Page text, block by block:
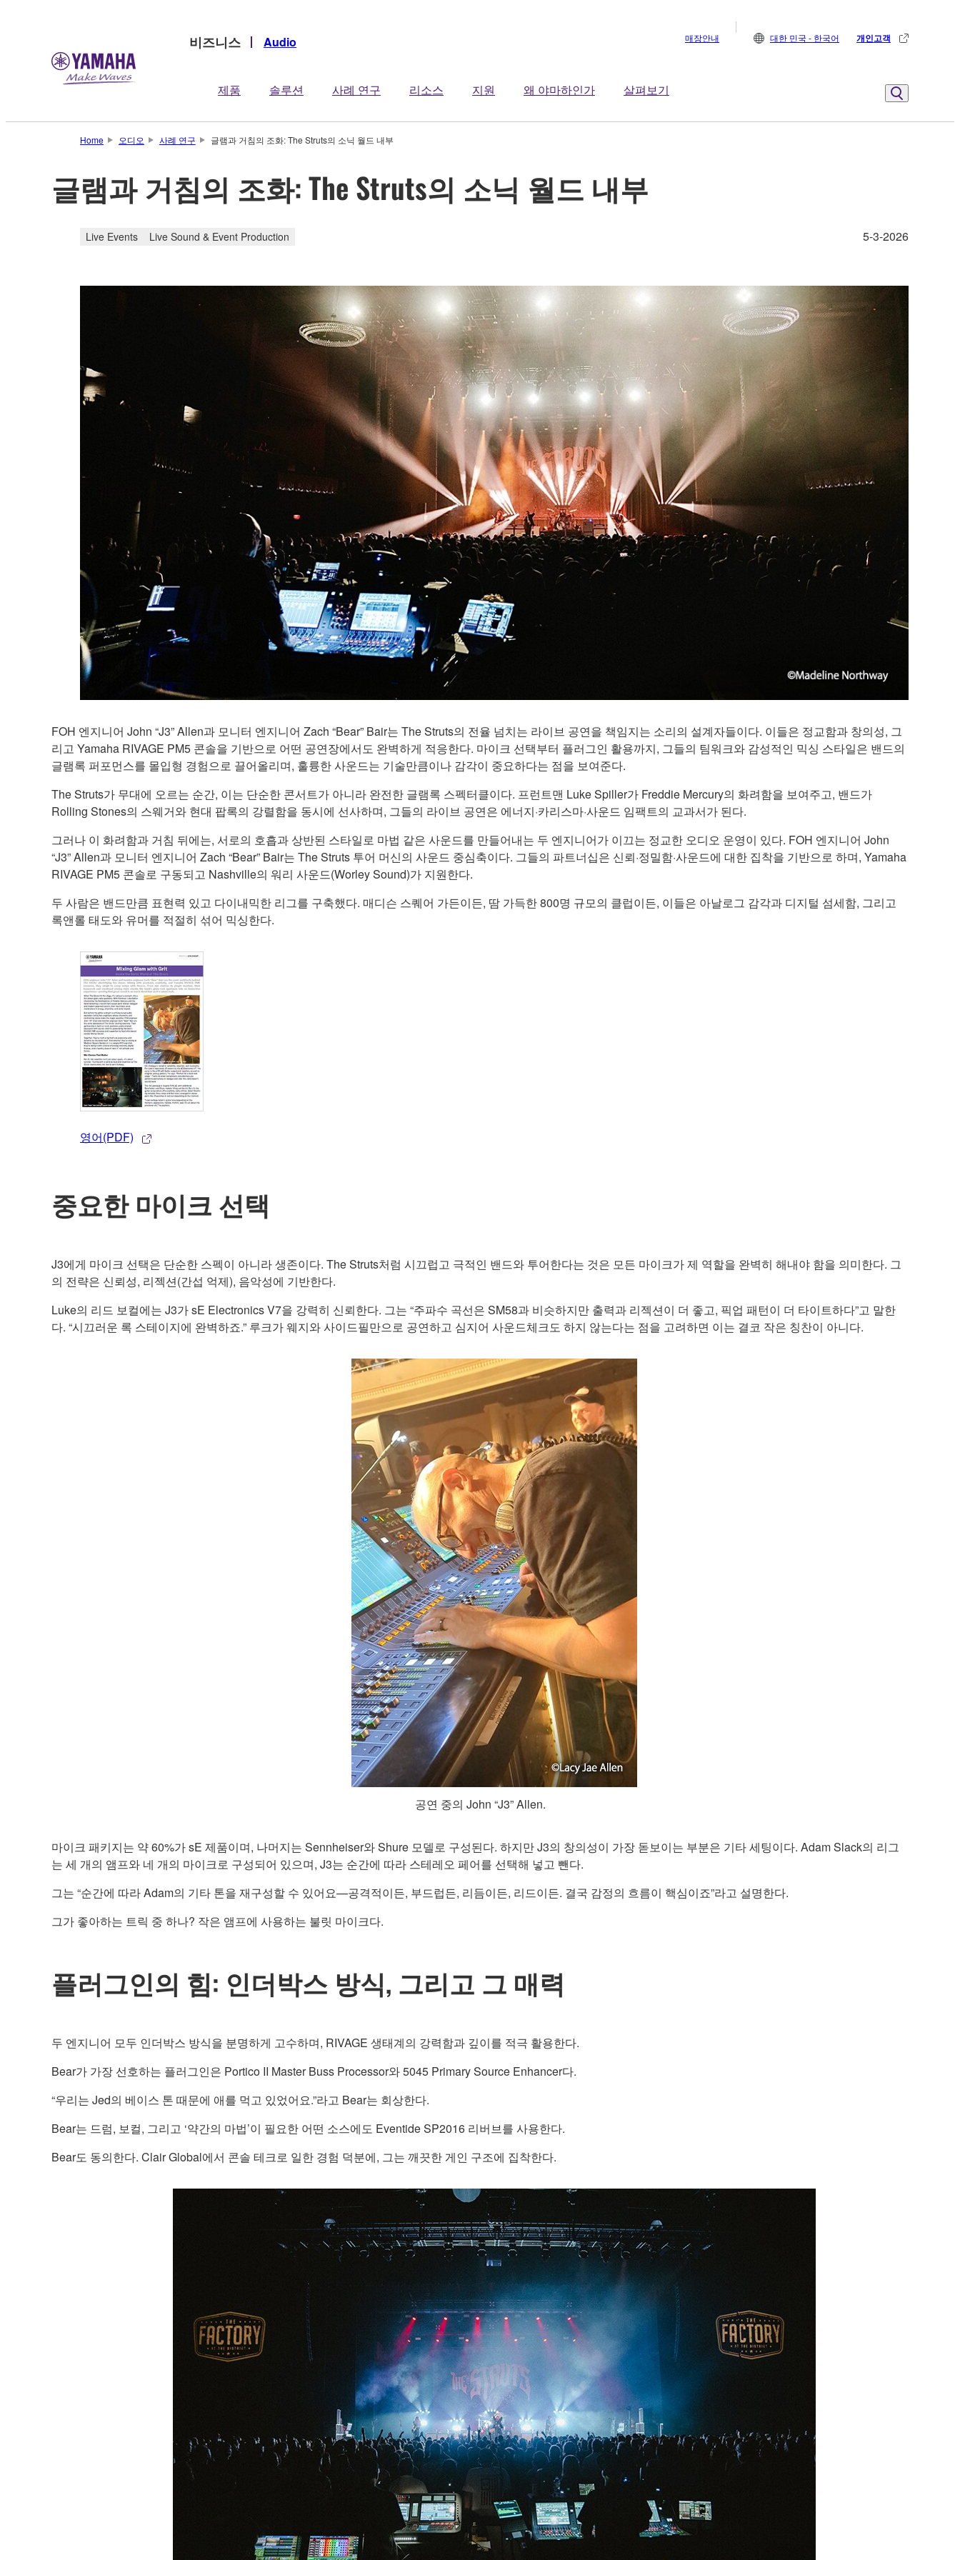
비즈니스 Audio
제품 솔루션 사례 연구 리소스 지원 왜 야마하인가 살펴보기
매장안내 대한 민국 - 한국어 개인고객
Home 오디오 사례 연구 글램과 거침의 조화: The Struts의 소닉 월드 내부
글램과 거침의 조화: The Struts의 소닉 월드 내부
Live Events Live Sound & Event Production 5-3-2026
FOH 엔지니어 John “J3” Allen과 모니터 엔지니어 Zach “Bear” Bair는 The Struts의 전율 넘치는 라이브 공연을 책임지는 소리의 설계자들이다. 이들은 정교함과 창의성, 그
리고 Yamaha RIVAGE PM5 콘솔을 기반으로 어떤 공연장에서도 완벽하게 적응한다. 마이크 선택부터 플러그인 활용까지, 그들의 팀워크와 감성적인 믹싱 스타일은 밴드의
글램록 퍼포먼스를 몰입형 경험으로 끌어올리며, 훌륭한 사운드는 기술만큼이나 감각이 중요하다는 점을 보여준다.
The Struts가 무대에 오르는 순간, 이는 단순한 콘서트가 아니라 완전한 글램록 스펙터클이다. 프런트맨 Luke Spiller가 Freddie Mercury의 화려함을 보여주고, 밴드가
Rolling Stones의 스웨거와 현대 팝록의 강렬함을 동시에 선사하며, 그들의 라이브 공연은 에너지·카리스마·사운드 임팩트의 교과서가 된다.
그러나 이 화려함과 거침 뒤에는, 서로의 호흡과 상반된 스타일로 마법 같은 사운드를 만들어내는 두 엔지니어가 이끄는 정교한 오디오 운영이 있다. FOH 엔지니어 John
“J3” Allen과 모니터 엔지니어 Zach “Bear” Bair는 The Struts 투어 머신의 사운드 중심축이다. 그들의 파트너십은 신뢰·정밀함·사운드에 대한 집착을 기반으로 하며, Yamaha
RIVAGE PM5 콘솔로 구동되고 Nashville의 워리 사운드(Worley Sound)가 지원한다.
두 사람은 밴드만큼 표현력 있고 다이내믹한 리그를 구축했다. 매디슨 스퀘어 가든이든, 땀 가득한 800명 규모의 클럽이든, 이들은 아날로그 감각과 디지털 섬세함, 그리고
록앤롤 태도와 유머를 적절히 섞어 믹싱한다.
영어(PDF)
중요한 마이크 선택
J3에게 마이크 선택은 단순한 스펙이 아니라 생존이다. The Struts처럼 시끄럽고 극적인 밴드와 투어한다는 것은 모든 마이크가 제 역할을 완벽히 해내야 함을 의미한다. 그
의 전략은 신뢰성, 리젝션(간섭 억제), 음악성에 기반한다.
Luke의 리드 보컬에는 J3가 sE Electronics V7을 강력히 신뢰한다. 그는 “주파수 곡선은 SM58과 비슷하지만 출력과 리젝션이 더 좋고, 픽업 패턴이 더 타이트하다”고 말한
다. “시끄러운 록 스테이지에 완벽하죠.” 루크가 웨지와 사이드필만으로 공연하고 심지어 사운드체크도 하지 않는다는 점을 고려하면 이는 결코 작은 칭찬이 아니다.
공연 중의 John “J3” Allen.
마이크 패키지는 약 60%가 sE 제품이며, 나머지는 Sennheiser와 Shure 모델로 구성된다. 하지만 J3의 창의성이 가장 돋보이는 부분은 기타 세팅이다. Adam Slack의 리그
는 세 개의 앰프와 네 개의 마이크로 구성되어 있으며, J3는 순간에 따라 스테레오 페어를 선택해 넣고 뺀다.
그는 “순간에 따라 Adam의 기타 톤을 재구성할 수 있어요—공격적이든, 부드럽든, 리듬이든, 리드이든. 결국 감정의 흐름이 핵심이죠”라고 설명한다.
그가 좋아하는 트릭 중 하나? 작은 앰프에 사용하는 불릿 마이크다.
플러그인의 힘: 인더박스 방식, 그리고 그 매력
두 엔지니어 모두 인더박스 방식을 분명하게 고수하며, RIVAGE 생태계의 강력함과 깊이를 적극 활용한다.
Bear가 가장 선호하는 플러그인은 Portico II Master Buss Processor와 5045 Primary Source Enhancer다.
“우리는 Jed의 베이스 톤 때문에 애를 먹고 있었어요.”라고 Bear는 회상한다.
Bear는 드럼, 보컬, 그리고 ‘약간의 마법’이 필요한 어떤 소스에도 Eventide SP2016 리버브를 사용한다.
Bear도 동의한다. Clair Global에서 콘솔 테크로 일한 경험 덕분에, 그는 깨끗한 게인 구조에 집착한다.